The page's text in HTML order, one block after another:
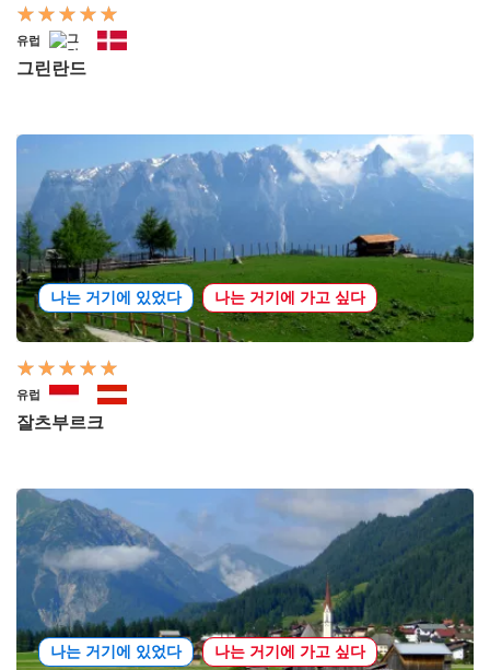
유럽
그린란드
나는 거기에 있었다 나는 거기에 가고 싶다
유럽
잘츠부르크
나는 거기에 있었다 나는 거기에 가고 싶다